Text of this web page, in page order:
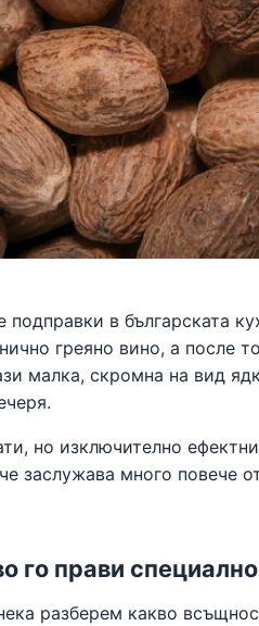
в българската
греяно вино, а после
малка, скромна на вид
но изключително
заслужава много повече
го прави специално
разберем какво